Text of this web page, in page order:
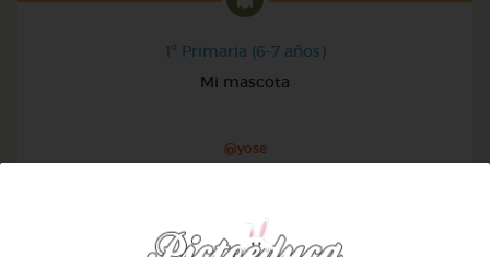
1º Primaria (6-7 años)
Mi mascota
@yose